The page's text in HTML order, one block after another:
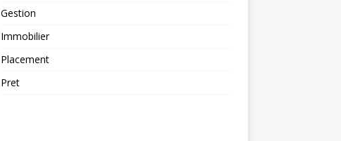
Gestion
Immobilier
Placement
Pret